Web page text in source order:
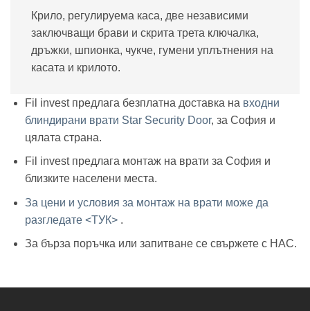
Крило, регулируема каса, две независими
заключващи брави и скрита трета ключалка,
дръжки, шпионка, чукче, гумени уплътнения на
касата и крилото.
Fil invest предлага безплатна доставка на входни
блиндирани врати Star Security Door, за София и
цялата страна.
Fil invest предлага монтаж на врати за София и
близките населени места.
За цени и условия за монтаж на врати може да
разгледате <ТУК>.
За бърза поръчка или запитване се свържете с НАС.